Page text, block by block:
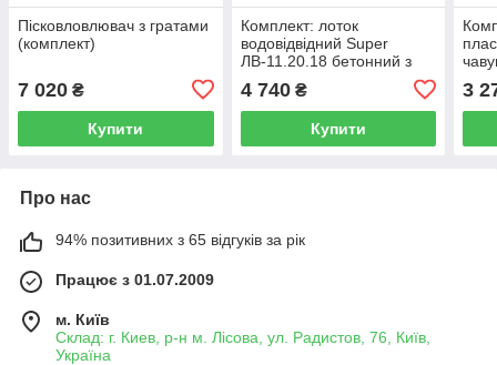
Пісковловлювач з гратами
(комплект)
7 020 ₴
Купити
Комплект: лоток
водовідвідний Super
ЛВ-11.20.18 бетонний з
4 740₴
Купити
3
Про нас
94% позитивних з 65 відгуків за рік
Працює з 01.07.2009
м. Київ
Склад: г. Киев, р-н м. Лісова, ул. Радистов, 76, Київ,
Україна